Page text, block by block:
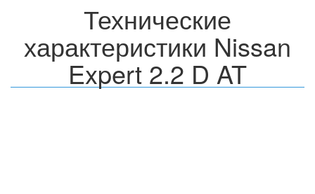
Технические
характеристики Nissan
Expert 2.2 D AT